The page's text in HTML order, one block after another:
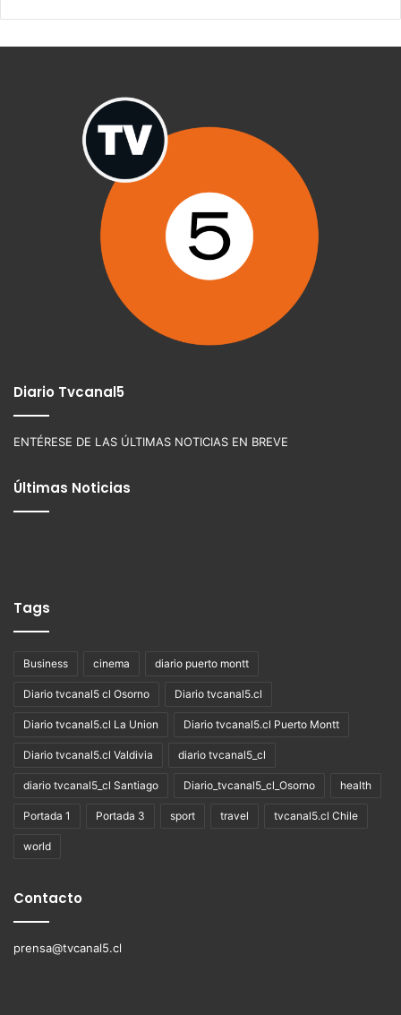
Diario Tvcanal5
ENTÉRESE DE LAS ÚLTIMAS NOTICIAS EN BREVE
Últimas Noticias
Tags
Business cinema diario puerto montt
Diario tvcanal5 cl Osorno Diario tvcanal5.cl
Diario tvcanal5.cl La Union Diario tvcanal5.cl Puerto Montt
Diario tvcanal5.cl Valdivia diario tvcanal5_cl
diario tvcanal5_cl Santiago Diario_tvcanal5_cl_Osorno health
Portada 1 Portada 3 sport travel tvcanal5.cl Chile
world
Contacto
prensa@tvcanal5.cl